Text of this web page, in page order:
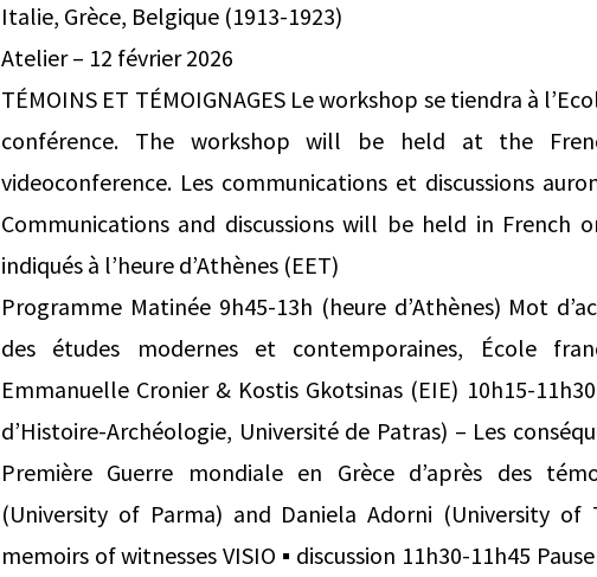
Italie, Grèce, Belgique (1913-1923)
Atelier – 12 février 2026
TÉMOINS ET TÉMOIGNAGES Le workshop se tiendra à
conférence. The workshop will be held at the
videoconference. Les communications et discussions
Communications and discussions will be held in French
indiqués à l’heure d’Athènes (EET)
Programme Matinée 9h45-13h (heure d’Athènes) Mot
des études modernes et contemporaines, École
Emmanuelle Cronier & Kostis Gkotsinas (EIE) 10h15-
d’Histoire-Archéologie, Université de Patras) – Les
Première Guerre mondiale en Grèce d’après des
(University of Parma) and Daniela Adorni (University
memoirs of witnesses VISIO ▪ discussion 11h30-11h45